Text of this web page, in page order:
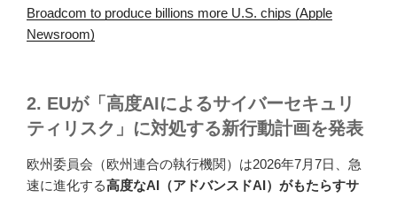
Broadcom to produce billions more U.S. chips (Apple
Newsroom)
2. EUが「高度AIによるサイバーセキュリ
ティリスク」に対処する新行動計画を発表
欧州委員会（欧州連合の執行機関）は2026年7月7日、急
速に進化する高度なAI（アドバンスドAI）がもたらすサ